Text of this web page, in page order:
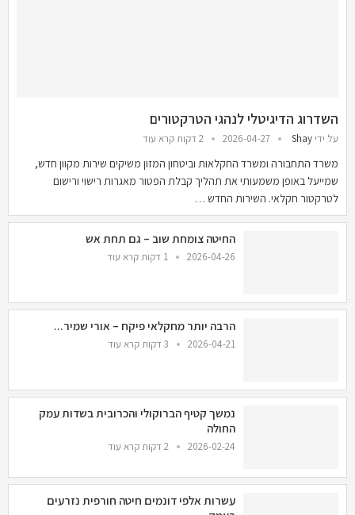
השדרוג הדיגיטלי לנהגי הטרקטורים
על ידי Shay
2026-04-27 2 דקות קרא עוד
משרד התחבורה ומשרד החקלאות וביטחון המזון משיקים שירות מקוון חדש,
שמייעל באופן משמעותי את תהליך קבלת הפטור מאגרות רישוי ורישום
לטרקטור חקלאי. השירות החדש …
החיטה צומחת שוב – גם תחת אש
2026-04-26 1 דקות קרא עוד
הרבה יותר מחקלאי פיקח – אורי שמיר...
2026-04-21 3 דקות קרא עוד
נמשך קטיף הברוקולי והכרובית בשדות עמק
החולה
2026-02-24 2 דקות קרא עוד
עשרות אלפי דונמים חיטה חורפית נזרעים